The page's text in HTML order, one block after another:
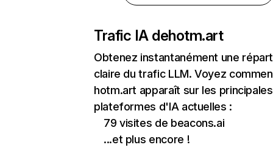
Trafic IA dehotm.art
Obtenez instantanément une
claire du trafic LLM. Voyez
hotm.art apparaît sur les principales
plateformes d'IA actuelles :
79 visites de beacons.ai
...et plus encore !